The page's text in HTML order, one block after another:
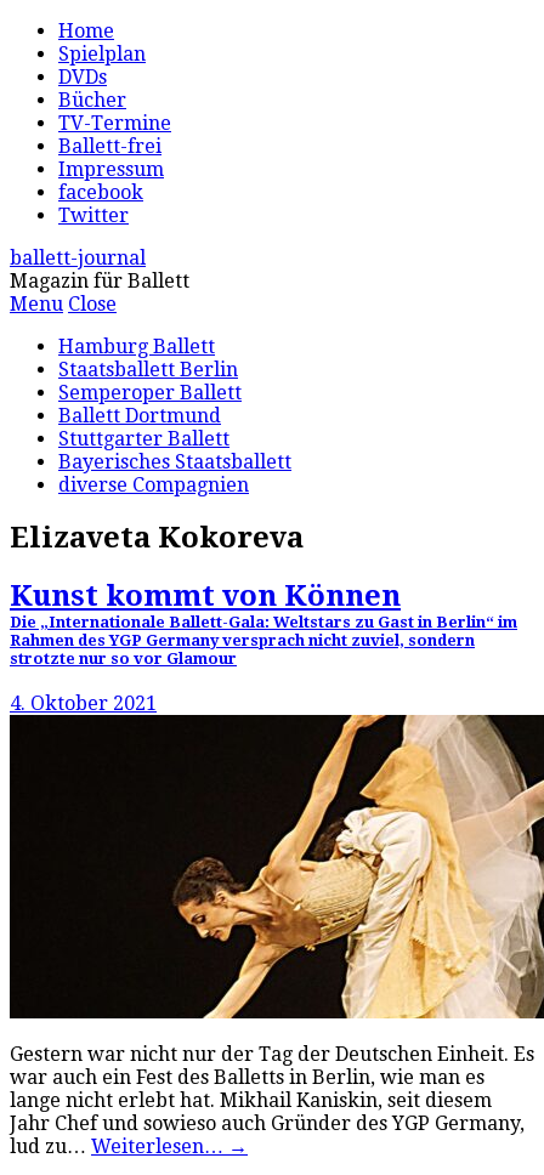
Home
Spielplan
DVDs
Bücher
TV-Termine
Ballett-frei
Impressum
facebook
Twitter
ballett-journal
Magazin für Ballett
Menu Close
Hamburg Ballett
Staatsballett Berlin
Semperoper Ballett
Ballett Dortmund
Stuttgarter Ballett
Bayerisches Staatsballett
diverse Compagnien
Elizaveta Kokoreva
Kunst kommt von Können
Die „Internationale Ballett-Gala: Weltstars zu Gast in Berlin“ im
Rahmen des YGP Germany versprach nicht zuviel, sondern
strotzte nur so vor Glamour
4. Oktober 2021
Gestern war nicht nur der Tag der Deutschen Einheit. Es
war auch ein Fest des Balletts in Berlin, wie man es
lange nicht erlebt hat. Mikhail Kaniskin, seit diesem
Jahr Chef und sowieso auch Gründer des YGP Germany,
lud zu… Weiterlesen… →